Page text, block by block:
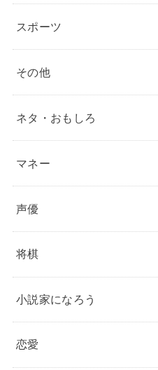
スポーツ
その他
ネタ・おもしろ
マネー
声優
将棋
小説家になろう
恋愛